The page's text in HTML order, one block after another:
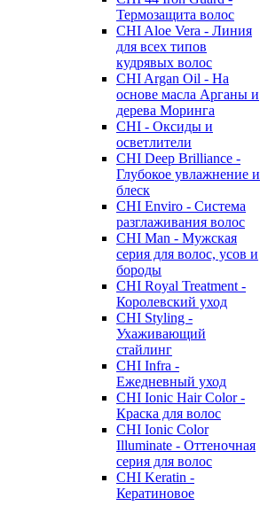
Термозащита волос
CHI Aloe Vera - Линия
для всех типов
кудрявых волос
CHI Argan Oil - На
основе масла Арганы и
дерева Моринга
CHI - Оксиды и
осветлители
CHI Deep Brilliance -
Глубокое увлажнение и
блеск
CHI Enviro - Система
разглаживания волос
CHI Man - Мужская
серия для волос, усов и
бороды
CHI Royal Treatment -
Королевский уход
CHI Styling -
Ухаживающий
стайлинг
CHI Infra -
Ежедневный уход
CHI Ionic Hair Color -
Краска для волос
CHI Ionic Color
Illuminate - Оттеночная
серия для волос
CHI Keratin -
Кератиновое